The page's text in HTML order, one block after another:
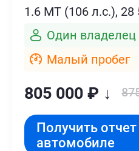
1.6 MT (106 л.с.),
Один владелец
Малый пробег
805 000 ₽ ↓
Получить
автомобиле